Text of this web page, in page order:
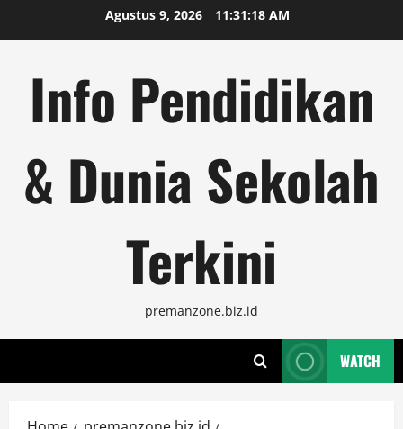
to
Agustus 9, 2026 11:31:19 AM
Info Pendidikan
& Dunia Sekolah
Terkini
premanzone.biz.id
WATCH